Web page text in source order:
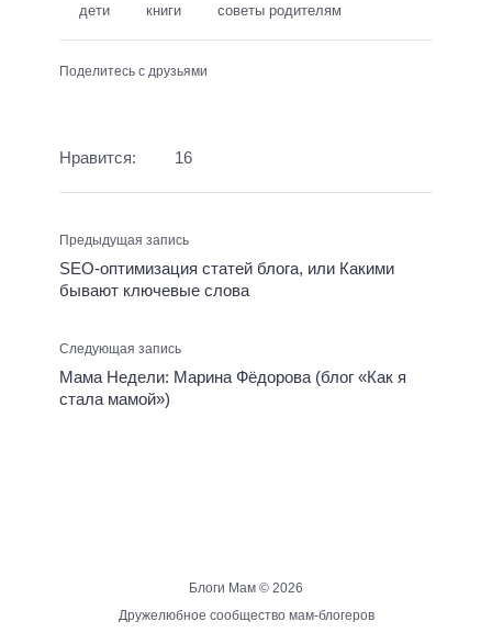
дети книги советы родителям
Поделитесь с друзьями
Нравится: 16
Предыдущая запись
SEO-оптимизация статей блога, или Какими
бывают ключевые слова
Следующая запись
Мама Недели: Марина Фёдорова (блог «Как я
стала мамой»)
Блоги Мам © 2026
Дружелюбное сообщество мам-блогеров